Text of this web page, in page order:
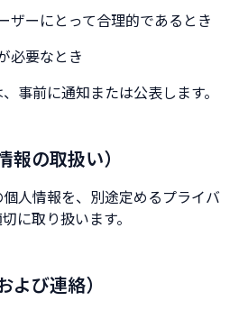
ザーにとって合理的であるとき
必要なとき
事前に通知または公表します。
の取扱い）
人情報を、別途定めるプライバ
に取り扱います。
び連絡）